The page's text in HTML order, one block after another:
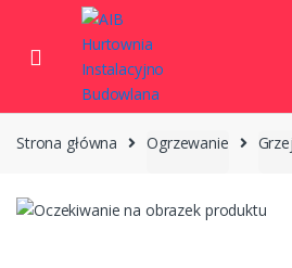
Skip to navigation
Skip to content
Strona główna Ogrzewanie